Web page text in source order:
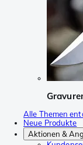
Alle Themen
Neue Produkte
Aktionen &